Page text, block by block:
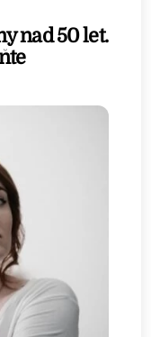
nad 50 let.